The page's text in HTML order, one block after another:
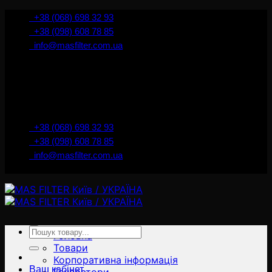
İçeriğe+38 (068) 698 32 93
+38 (098) 608 78 85
info@masfilter.com.ua
+38 (068) 698 32 93
+38 (098) 608 78 85
info@masfilter.com.ua
Головна
Товари
Корпоративна інформація
Ara:
Ваш кабінет